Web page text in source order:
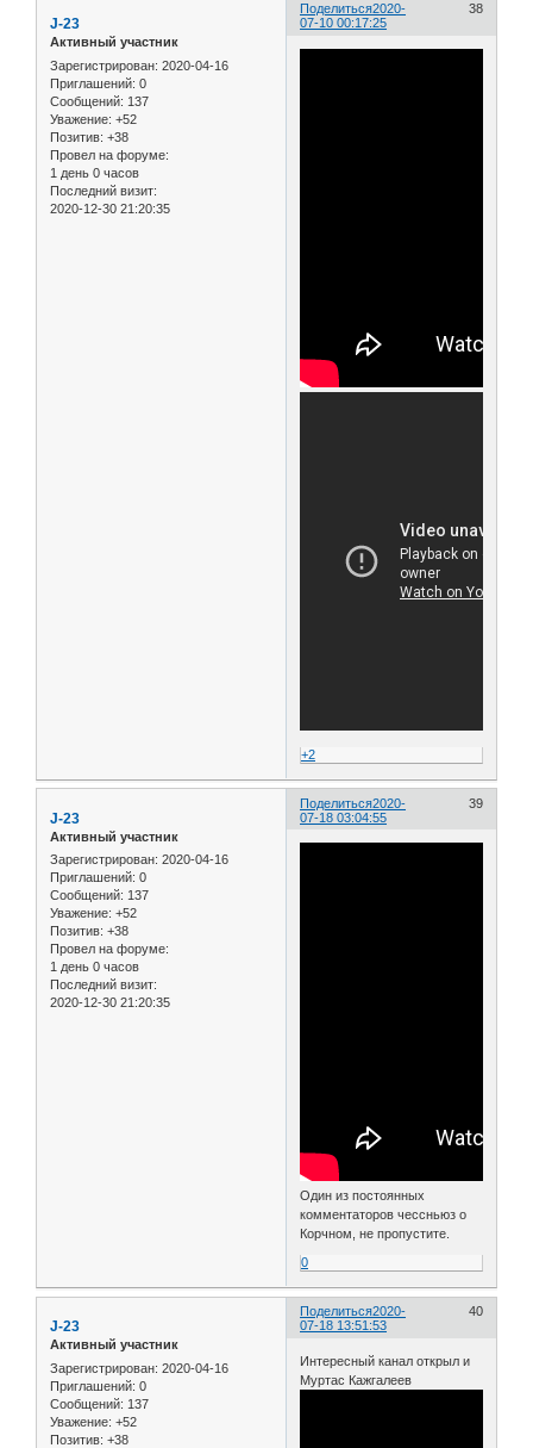
Поделиться 38
2020-
07-10 00:17:25
J-23
Активный участник
Зарегистрирован: 2020-04-16
Приглашений: 0
Сообщений: 137
Уважение: +52
Позитив: +38
Провел на форуме:
1 день 0 часов
Последний визит:
2020-12-30 21:20:35
+2
Поделиться 39
2020-
07-18 03:04:55
J-23
Активный участник
Зарегистрирован: 2020-04-16
Приглашений: 0
Сообщений: 137
Уважение: +52
Позитив: +38
Провел на форуме:
1 день 0 часов
Последний визит:
2020-12-30 21:20:35
Один из постоянных
комментаторов чессньюз о
Корчном, не пропустите.
0
Поделиться 40
2020-
07-18 13:51:53
J-23
Активный участник
Зарегистрирован: 2020-04-16
Приглашений: 0
Сообщений: 137
Уважение: +52
Позитив: +38
Интересный канал открыл и
Муртас Кажгалеев